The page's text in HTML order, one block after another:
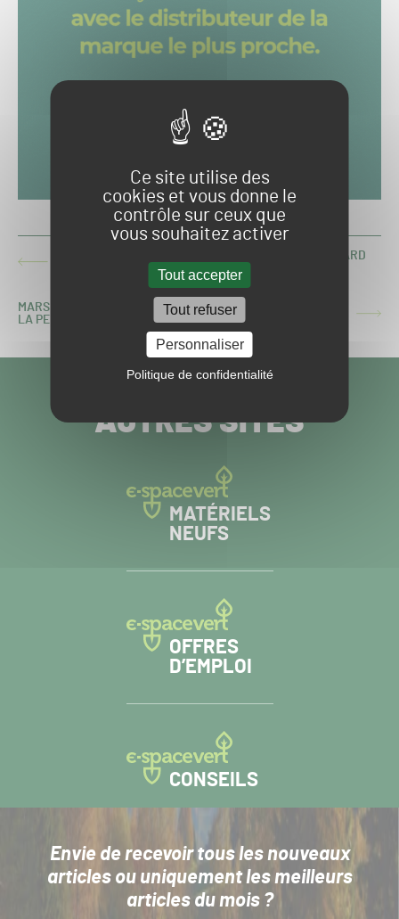
Ce site utilise des
cookies et vous donne le
contrôle sur ceux que
vous souhaitez activer
Tout accepter
Tout refuser
Personnaliser
Politique de confidentialité
ARTICLE
SAINT-ETIENNE : LA PELOUSE DE GEOFFROY GUICHARD
EN MODE RUGBY
ARTICLE
MARSEILLE : DES SOLUTIONS DE SECOURS PRÉVUES POUR
LA PELOUSE DU VÉLODROME
VISITEZ NOS
AUTRES SITES
MATÉRIELS
NEUFS
OFFRES
D’EMPLOI
CONSEILS
Envie de recevoir tous les nouveaux
articlesou uniquement les meilleurs
articles du mois ?